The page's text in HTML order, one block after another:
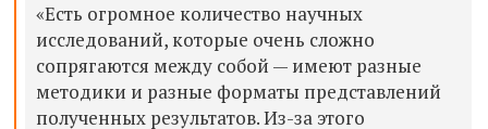
«Есть огромное количество научных
исследований, которые очень сложно
сопрягаются между собой — имеют разные
методики и разные форматы представлений
полученных результатов. Из-за этого